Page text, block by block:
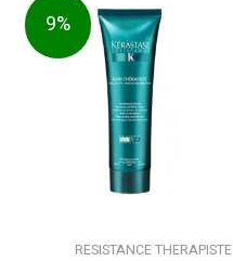
9%
RESISTANCE THERAPISTE
זה